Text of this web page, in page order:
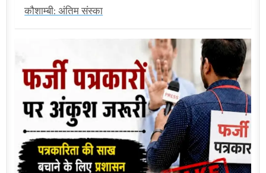
कौशाम्बी: अंतिम संस्का